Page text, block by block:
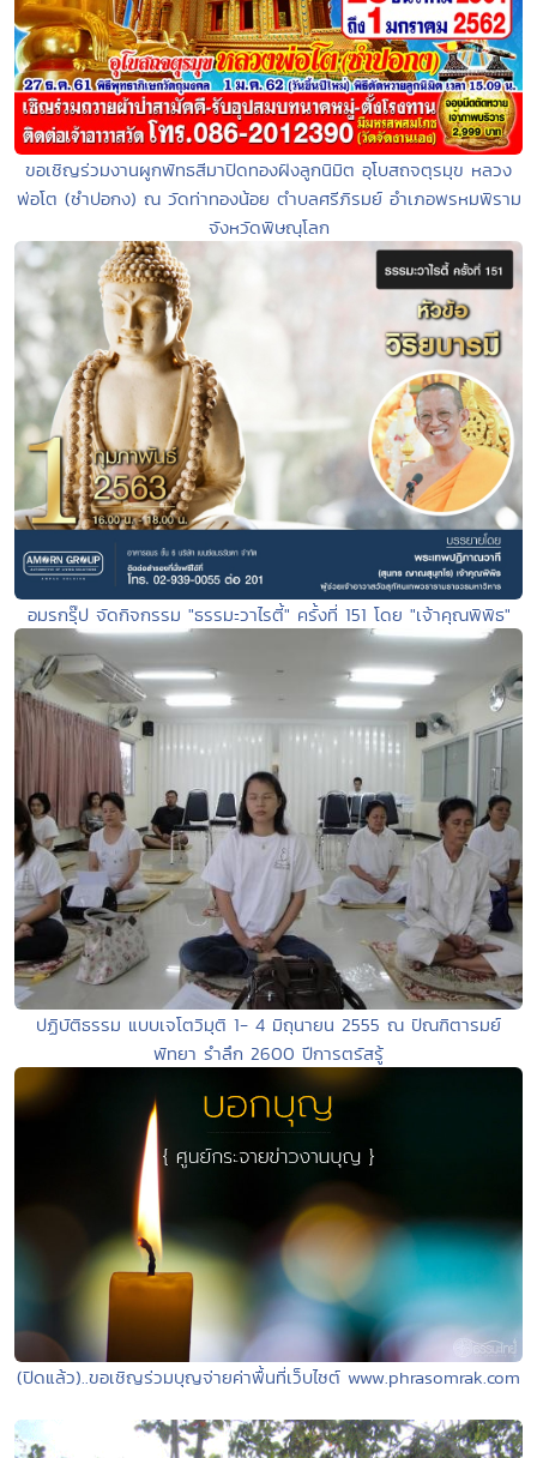
ขอเชิญร่วมงานผูกพัทธสีมาปิดทองฝังลูกนิมิต อุโบสถจตุรมุข หลวง
พ่อโต (ซำปอกง) ณ วัดท่าทองน้อย ตำบลศรีภิรมย์ อำเภอพรหมพิราม
จังหวัดพิษณุโลก
อมรกรุ๊ป จัดกิจกรรม "ธรรมะวาไรตี้" ครั้งที่ 151 โดย "เจ้าคุณพิพิธ"
ปฏิบัติธรรม แบบเจโตวิมุติ 1- 4 มิถุนายน 2555 ณ ปัณฑิตารมย์
พัทยา รำลึก 2600 ปีการตรัสรู้
(ปิดแล้ว)..ขอเชิญร่วมบุญจ่ายค่าพื้นที่เว็บไซต์ www.phrasomrak.com